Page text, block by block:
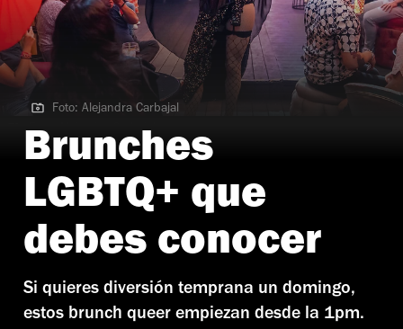
Foto: Alejandra Carbajal
Foto: Alejandra Carbajal
Brunches
LGBTQ+ que
debes conocer
Si quieres diversión temprana un domingo,
estos brunch queer empiezan desde la 1pm.